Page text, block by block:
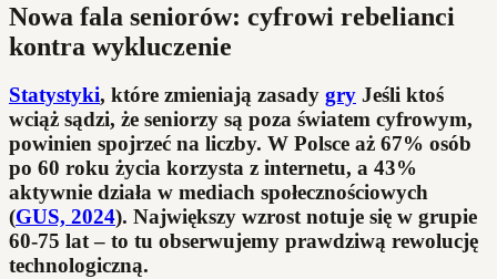
Nowa fala seniorów: cyfrowi rebelianci
kontra wykluczenie
Statystyki, które zmieniają zasady gry Jeśli ktoś
wciąż sądzi, że seniorzy są poza światem cyfrowym,
powinien spojrzeć na liczby. W Polsce aż 67% osób
po 60 roku życia korzysta z internetu, a 43%
aktywnie działa w mediach społecznościowych
(GUS, 2024). Największy wzrost notuje się w grupie
60-75 lat – to tu obserwujemy prawdziwą rewolucję
technologiczną.